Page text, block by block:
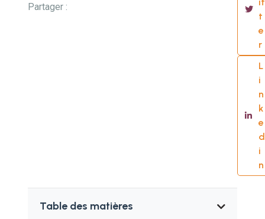
Partager :
t
e
r
L
i
n
k
e
d
i
n
Table des matières